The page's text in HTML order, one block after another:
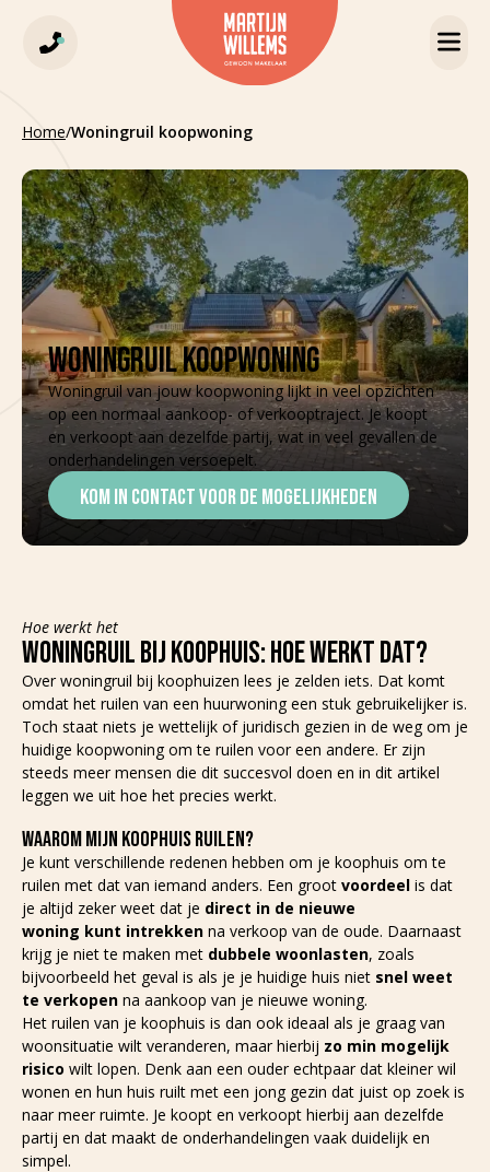
Home/Woningruil koopwoning
WONINGRUIL KOOPWONING
Woningruil van jouw koopwoning lijkt in veel opzichten
op een normaal aankoop- of verkooptraject. Je koopt
en verkoopt aan dezelfde partij, wat in veel gevallen de
onderhandelingen versoepelt.
KOM IN CONTACT VOOR DE MOGELIJKHEDEN
Hoe werkt het
WONINGRUIL BIJ KOOPHUIS: HOE WERKT DAT?
Over woningruil bij koophuizen lees je zelden iets. Dat komt
omdat het ruilen van een huurwoning een stuk gebruikelijker is.
Toch staat niets je wettelijk of juridisch gezien in de weg om je
huidige koopwoning om te ruilen voor een andere. Er zijn
steeds meer mensen die dit succesvol doen en in dit artikel
leggen we uit hoe het precies werkt.
WAAROM MIJN KOOPHUIS RUILEN?
Je kunt verschillende redenen hebben om je koophuis om te
ruilen met dat van iemand anders. Een groot voordeel is dat
je altijd zeker weet dat je direct in de nieuwe
woning kunt intrekken na verkoop van de oude. Daarnaast
krijg je niet te maken met dubbele woonlasten, zoals
bijvoorbeeld het geval is als je je huidige huis niet snel weet
te verkopen na aankoop van je nieuwe woning.
Het ruilen van je koophuis is dan ook ideaal als je graag van
woonsituatie wilt veranderen, maar hierbij zo min mogelijk
risico wilt lopen. Denk aan een ouder echtpaar dat kleiner wil
wonen en hun huis ruilt met een jong gezin dat juist op zoek is
naar meer ruimte. Je koopt en verkoopt hierbij aan dezelfde
partij en dat maakt de onderhandelingen vaak duidelijk en
simpel.